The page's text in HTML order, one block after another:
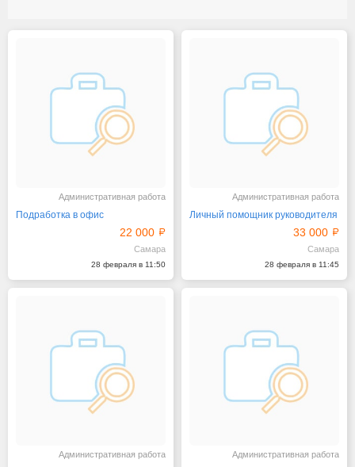
Административная работа
Подработка в офис
22 000
Самара
28 февраля в 11:50
Административная работа
Личный помощник руководителя
33 000
Самара
28 февраля в 11:45
Административная работа Административная работа